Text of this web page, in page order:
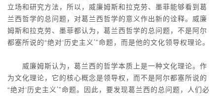
立场和研究方法，所以，威廉姆斯和拉克劳、墨菲能够看到葛
兰西哲学的总问题，对葛兰西哲学的意义作出新的诠释。威廉
姆斯和拉克劳、墨菲都认为，葛兰西哲学的总问题，不是阿尔
都塞所说的“绝对‘历史主义’”命题，而是他的文化领导权理论。
威廉姆斯认为，葛兰西的哲学本质上是一种文化理论。作
为文化理论，它的核心概念是领导权，而不是阿尔都塞所说的
“绝对‘历史主义’”命题。因此，要发现葛兰西的总问题，人们必